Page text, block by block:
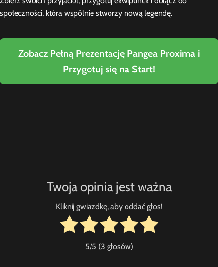
społeczności, która wspólnie stworzy nową legendę.
Zobacz Pełną Prezentację Pangea Proxima i
Przygotuj się na Start!
Twoja opinia jest ważna
Kliknij gwiazdkę, aby oddać głos!
5/5 (3 głosów)